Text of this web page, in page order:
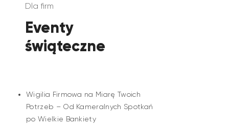
Dla firm
Eventy
świąteczne
Wigilia Firmowa na Miarę Twoich
Potrzeb – Od Kameralnych Spotkań
po Wielkie Bankiety